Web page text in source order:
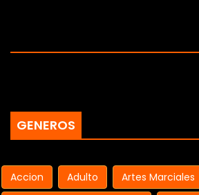
GENEROS
Accion Adulto
Artes Marciales